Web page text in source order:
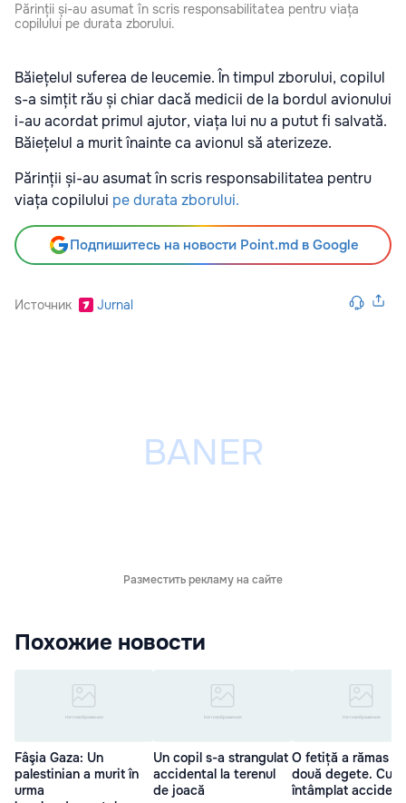
Părinții și-au asumat în scris responsabilitatea pentru viața
copilului pe durata zborului.
Băiețelul suferea de leucemie. În timpul zborului, copilul
s-a simțit rău și chiar dacă medicii de la bordul avionului
i-au acordat primul ajutor, viața lui nu a putut fi salvată.
Băiețelul a murit înainte ca avionul să aterizeze.
Părinții și-au asumat în scris responsabilitatea pentru
viața copilului pe durata zborului.
Подпишитесь на новости Point.md в Google
Источник Jurnal
Разместить рекламу на сайте
Похожие новости
Fâşia Gaza: Un
palestinian a murit în
urma
Un copil s-a strangulat
accidental la terenul
de joacă
O fetiță a rămas
două degete.
întâmplat